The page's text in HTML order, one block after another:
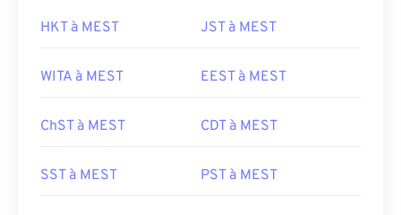
HKT à MEST JST à MEST
WITA à MEST EEST à MEST
ChST à MEST CDT à MEST
SST à MEST PST à MEST